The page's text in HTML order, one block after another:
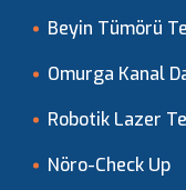
Beyin Tümörü
Omurga Kanal
Robotik Lazer
Nöro-Check Up